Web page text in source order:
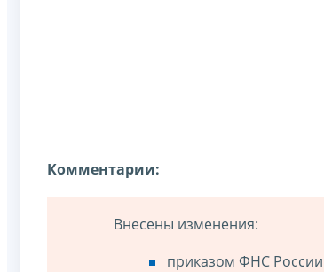
Комментарии:
Внесены изменения:
приказом ФНС России